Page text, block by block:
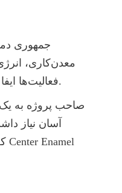
فعالیت‌ها ایفا می‌کند، از جمله خنک‌سازی تجهیزات، پردازش مواد، نظافت و تأسیسات عملیاتی.